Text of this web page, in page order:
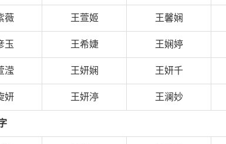
薇 王萱姬 王馨娴
玉 王希婕 王娴婷
滢 王妍娴 王妍千
妍 王妍渟 王澜妙